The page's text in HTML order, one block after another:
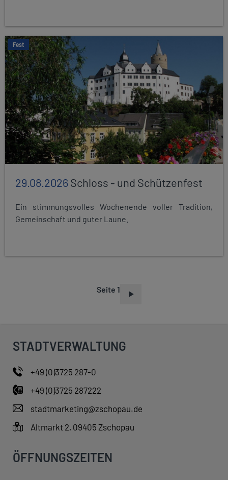
Fest
29.08.2026Schloss - und Schützenfest
Ein stimmungsvolles Wochenende voller Tradition,
Gemeinschaft und guter Laune.
Seite 1
STADTVERWALTUNG
+49 (0)3725 287-0
+49 (0)3725 287222
stadtmarketing@zschopau.de
Altmarkt 2, 09405 Zschopau
ÖFFNUNGSZEITEN